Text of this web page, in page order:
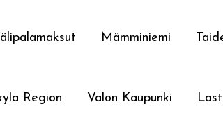
Mämminiemi
Region Valon Kaupunki